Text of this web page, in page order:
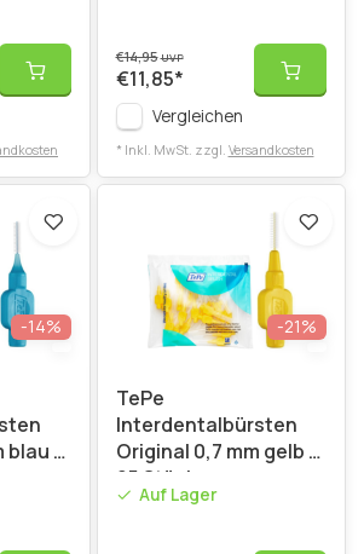
€14,95UVP
€11,85*
Vergleichen
* Inkl. MwSt. zzgl. Versandkosten
-14%
blau -
-21%
TePe
Interdentalbürsten
Original 0,7 mm gelb -
25 Stück
Auf Lager